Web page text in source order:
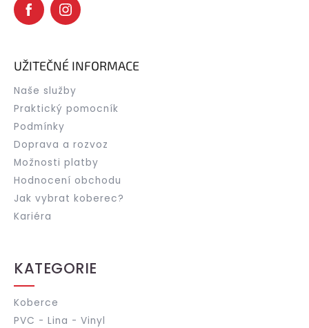
UŽITEČNÉ INFORMACE
Naše služby
Praktický pomocník
Podmínky
Doprava a rozvoz
Možnosti platby
Hodnocení obchodu
Jak vybrat koberec?
Kariéra
KATEGORIE
Koberce
PVC - Lina - Vinyl